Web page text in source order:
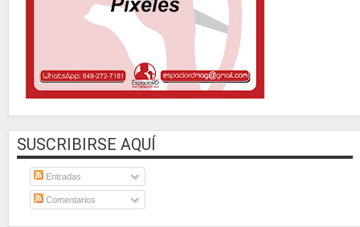
SUSCRIBIRSE AQUÍ
Entradas
Comentarios